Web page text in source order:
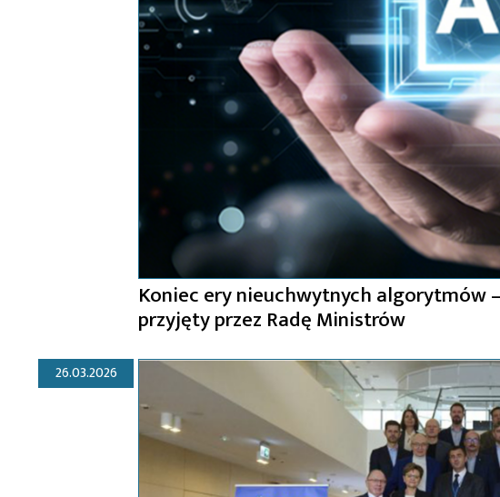
Koniec ery nieuchwytnych algorytmów
przyjęty przez Radę Ministrów
26.03.2026